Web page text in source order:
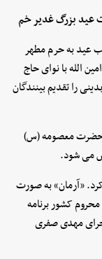
عید بزرگ غدیر خم
عید به حرم مطهر
الله با نوای حاج
را تقدیم بینندگان
حضرت معصومه (س)
کرد. «آرمان» به صورت
کشور برنامه
آن در روز شنبه از ساعت ۱۱ تا ۱۵ با اجرای مهدی صفری